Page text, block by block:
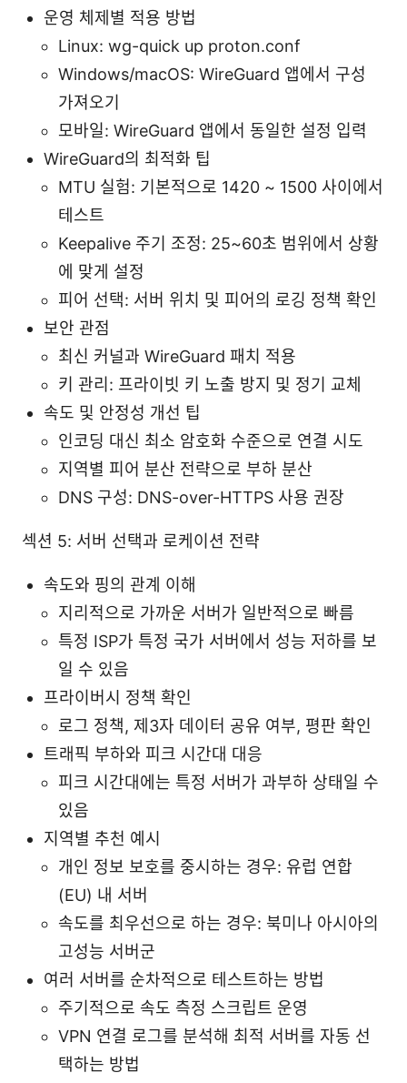
운영 체제별 적용 방법
Linux: wg-quick up proton.conf
Windows/macOS: WireGuard 앱에서 구성
가져오기
모바일: WireGuard 앱에서 동일한 설정 입력
WireGuard의 최적화 팁
MTU 실험: 기본적으로 1420 ~ 1500 사이에서
테스트
Keepalive 주기 조정: 25~60초 범위에서 상황
에 맞게 설정
피어 선택: 서버 위치 및 피어의 로깅 정책 확인
보안 관점
최신 커널과 WireGuard 패치 적용
키 관리: 프라이빗 키 노출 방지 및 정기 교체
속도 및 안정성 개선 팁
인코딩 대신 최소 암호화 수준으로 연결 시도
지역별 피어 분산 전략으로 부하 분산
DNS 구성: DNS-over-HTTPS 사용 권장
섹션 5: 서버 선택과 로케이션 전략
속도와 핑의 관계 이해
지리적으로 가까운 서버가 일반적으로 빠름
특정 ISP가 특정 국가 서버에서 성능 저하를 보
일 수 있음
프라이버시 정책 확인
로그 정책, 제3자 데이터 공유 여부, 평판 확인
트래픽 부하와 피크 시간대 대응
피크 시간대에는 특정 서버가 과부하 상태일 수
있음
지역별 추천 예시
개인 정보 보호를 중시하는 경우: 유럽 연합
(EU) 내 서버
속도를 최우선으로 하는 경우: 북미나 아시아의
고성능 서버군
여러 서버를 순차적으로 테스트하는 방법
주기적으로 속도 측정 스크립트 운영
VPN 연결 로그를 분석해 최적 서버를 자동 선
택하는 방법